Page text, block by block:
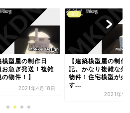
模型屋の制作日
なり複雑な外観の
宅模型が必須で
模型
【建築模型屋の制作
記。大型の店舗物件
す。1/75分割式プレ
ン...
2020年7